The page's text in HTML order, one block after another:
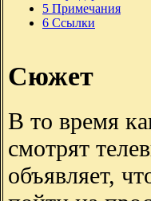
5 Примечания
6 Ссылки
Сюжет
В то время
смотрят
объявляет,